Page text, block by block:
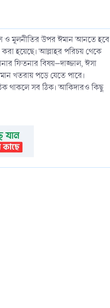
ও মূলনীতির উপর ঈমান আনতে হবে
হয়েছে। আল্লাহর পরিচয় থেকে
ফিতনার বিষয়–দাজ্জাল, ঈসা
খতরায় পড়ে যেতে পারে।
থাকলে সব ঠিক। আকিদারও কিছু